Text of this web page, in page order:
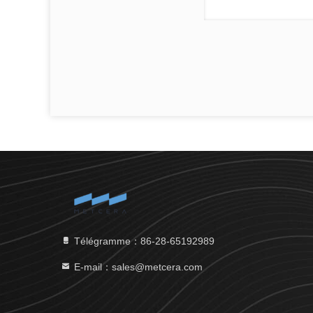
Télégramme：86-28-65192989
E-mail：sales@metcera.com